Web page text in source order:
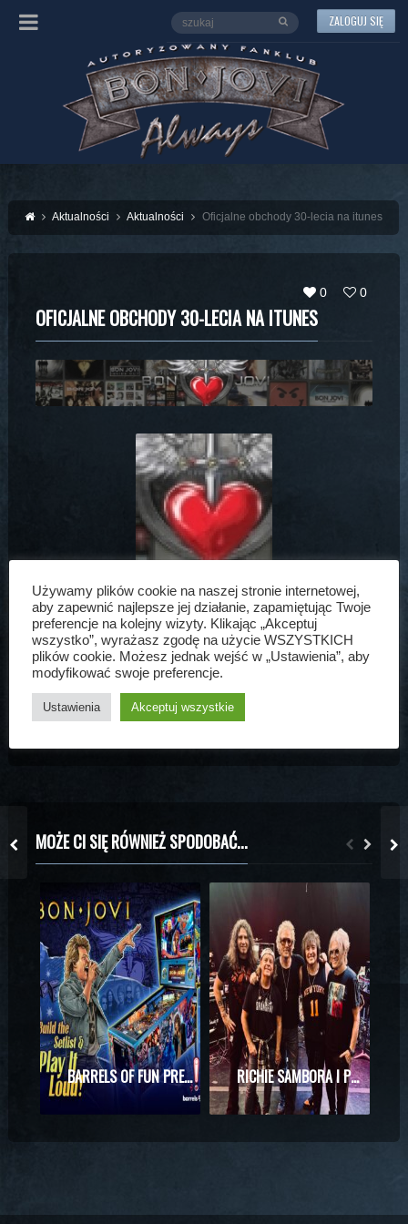
ZALOGUJ SIĘ
Aktualności Aktualności Oficjalne obchody 30-lecia na itunes
0 0
OFICJALNE OBCHODY 30-LECIA NA ITUNES
W ramach obchodów 30-lecia zespołu każdy album został
zremasterowany przez Obiego specjalnie dla itunes. Jeżeli
ktoś jeszcze nie posiada całej dyskografii Bon Jovi
to serdecznie zapraszamy do zapoznania się z wszystkimi
MOŻE CI SIĘ RÓWNIEŻ SPODOBAĆ...
BARRELS OF FUN PREZENTUJE MASZYNĘ DO PINBALLA Z MOTYWAMI BON JOVI RICHIE SAMBORA I PHIL X RAZEM NA SCENIE! WYJĄTKOWE SPOTKANIE PODCZAS KONCERTU KINGS OF CHAOS
Używamy plików cookie na naszej stronie internetowej,
aby zapewnić najlepsze jej działanie, zapamiętując Twoje
preferencje na kolejny wizyty. Klikając „Akceptuj
wszystko”, wyrażasz zgodę na użycie WSZYSTKICH
plików cookie. Możesz jednak wejść w „Ustawienia”, aby
modyfikować swoje preferencje.
Ustawienia Akceptuj wszystkie